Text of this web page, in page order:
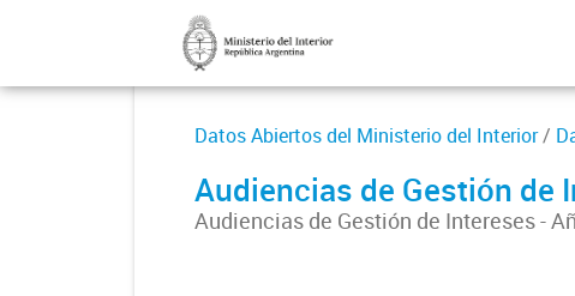
Datos Abiertos del Ministerio del Interior/
Audiencias de Gestión de
Audiencias de Gestión de Intereses -